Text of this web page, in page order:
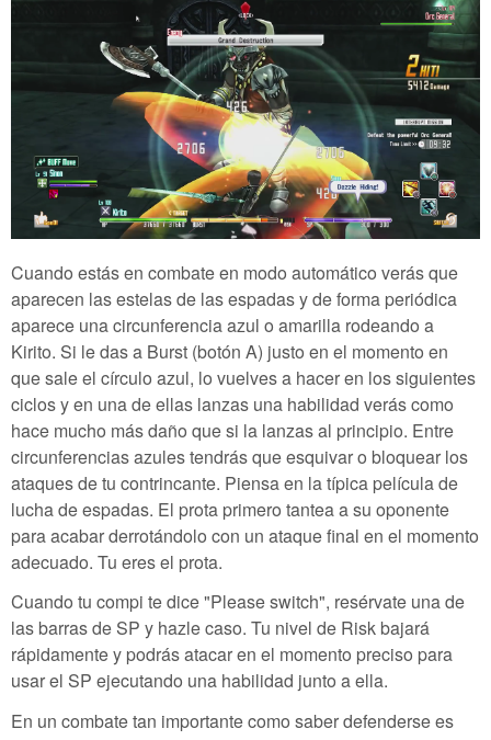
Cuando estás en combate en modo automático verás que
aparecen las estelas de las espadas y de forma periódica
aparece una circunferencia azul o amarilla rodeando a
Kirito. Si le das a Burst (botón A) justo en el momento en
que sale el círculo azul, lo vuelves a hacer en los siguientes
ciclos y en una de ellas lanzas una habilidad verás como
hace mucho más daño que si la lanzas al principio. Entre
circunferencias azules tendrás que esquivar o bloquear los
ataques de tu contrincante. Piensa en la típica película de
lucha de espadas. El prota primero tantea a su oponente
para acabar derrotándolo con un ataque final en el momento
adecuado. Tu eres el prota.
Cuando tu compi te dice "Please switch", resérvate una de
las barras de SP y hazle caso. Tu nivel de Risk bajará
rápidamente y podrás atacar en el momento preciso para
usar el SP ejecutando una habilidad junto a ella.
En un combate tan importante como saber defenderse es